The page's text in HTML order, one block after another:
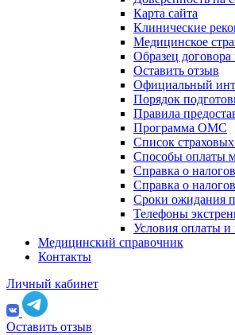
Карта сайта
Клинические
Медицинское
Образец
Оставить отзыв
Официальный
Порядок
Правила
Программа ОМС
Список
Способы оплаты
Справка о
Справка о
Сроки ожидания
Телефоны
Условия оплаты и
Медицинский справочник
Контакты
Личный кабинет
Оставить отзыв